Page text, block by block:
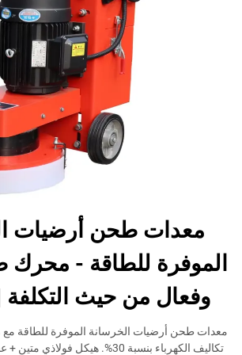
معدات طحن أرضيات
الموفرة للطاقة - محرك
وفعال من حيث التكلفة |
معدات طحن أرضيات الخرسانة الموفرة للطاقة
تكاليف الكهرباء بنسبة 30%. هيكل